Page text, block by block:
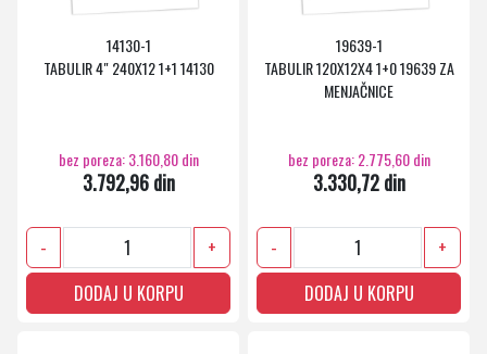
14130-1
TABULIR 4" 240X12 1+1 14130
bez poreza: 3.160,80 din
3.792,96 din
-
+
DODAJ U KORPU
19639-1
TABULIR 120X12X4 1+0 19639 ZA
MENJAČNICE
bez poreza: 2.775,60 din
3.330,72 din
-
+
DODAJ U KORPU